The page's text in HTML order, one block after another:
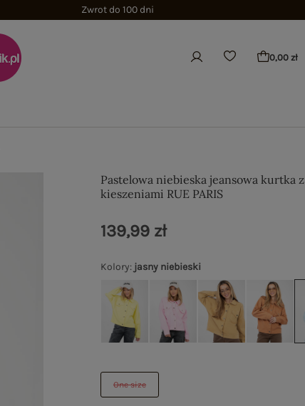
Zwrot do 100 dni
0,00 zł
Pastelowa niebieska jeansowa kurtka z
kieszeniami RUE PARIS
Kolory: jasny niebieski
One size
139,99 zł